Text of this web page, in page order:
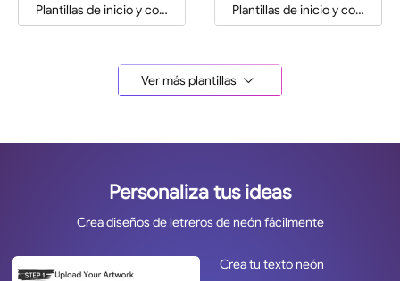
Plantillas de inicio y cotización Plantillas de inicio y cotización
Ver más plantillas
Personaliza tus ideas
Crea diseños de letreros de neón fácilmente
Crea tu texto neón